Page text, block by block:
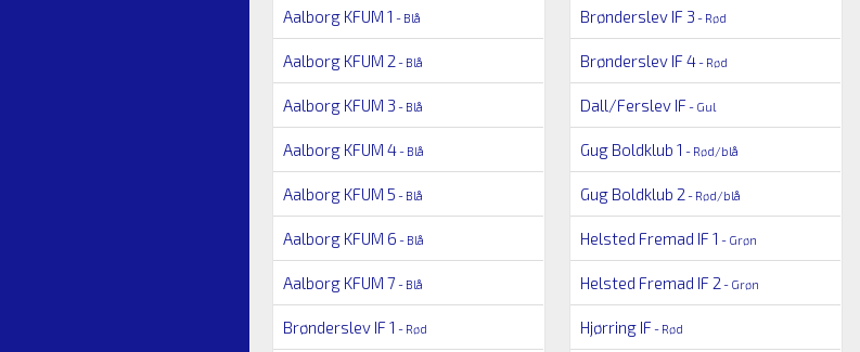
Aalborg KFUM 1 - Blå
Aalborg KFUM 2 - Blå
Aalborg KFUM 3 - Blå
Aalborg KFUM 4- Blå
Aalborg KFUM 5 - Blå
Aalborg KFUM 6 - Blå
Aalborg KFUM 7 - Blå
Brønderslev IF 1 - Rød
Brønderslev IF 3 - Rød
Brønderslev IF 4- Rød
Dall/Ferslev IF - Gul
Gug Boldklub 1 - Rød/blå
Gug Boldklub 2 - Rød/blå
Helsted Fremad IF 1 - Grøn
Helsted Fremad IF 2 - Grøn
Hjørring IF - Rød